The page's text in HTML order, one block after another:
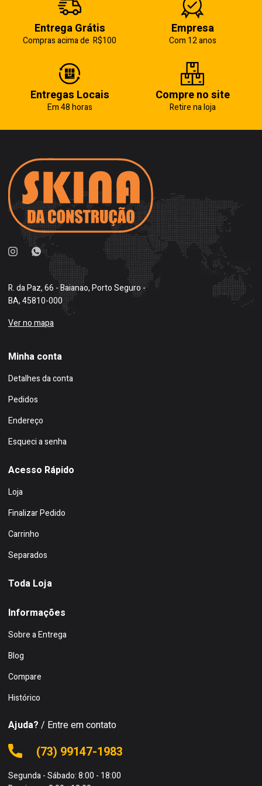
Entrega Grátis
Compras acima de R$100
Empresa
Com 12 anos
Entregas Locais
Em 48 horas
Compre no site
Retire na loja
R. da Paz, 66 - Baianao, Porto Seguro -
BA, 45810-000
Ver no mapa
Minha conta
Detalhes da conta
Pedidos
Endereço
Esqueci a senha
Acesso Rápido
Loja
Finalizar Pedido
Carrinho
Separados
Toda Loja
Informações
Sobre a Entrega
Blog
Compare
Histórico
Ajuda? / Entre em contato
(73) 99147-1983
Segunda - Sábado: 8:00 - 18:00